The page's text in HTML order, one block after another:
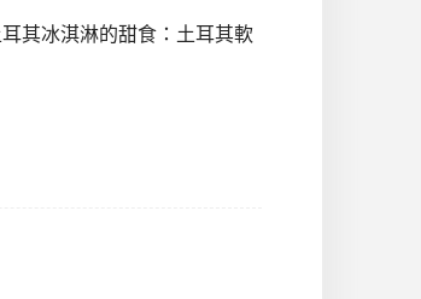
其冰淇淋的甜食：土耳其軟